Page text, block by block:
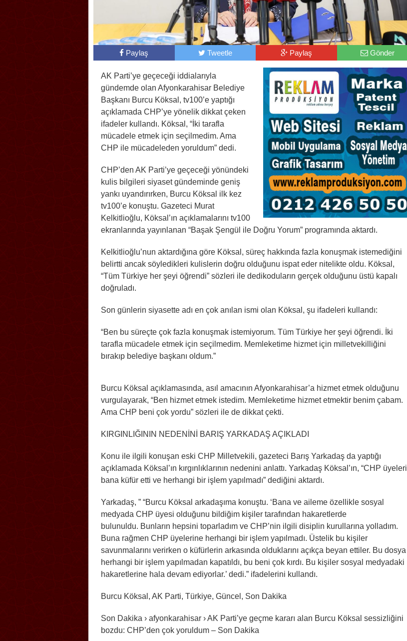
Paylaş Tweetle Paylaş Gönder
AK Parti’ye geçeceği iddialarıyla
gündemde olan Afyonkarahisar Belediye
Başkanı Burcu Köksal, tv100’e yaptığı
açıklamada CHP’ye yönelik dikkat çeken
ifadeler kullandı. Köksal, “İki tarafla
mücadele etmek için seçilmedim. Ama
CHP ile mücadeleden yoruldum” dedi.
CHP’den AK Parti’ye geçeceği yönündeki
kulis bilgileri siyaset gündeminde geniş
yankı uyandırırken, Burcu Köksal ilk kez
tv100’e konuştu. Gazeteci Murat
Kelkitlioğlu, Köksal’ın açıklamalarını tv100
ekranlarında yayınlanan “Başak Şengül ile Doğru Yorum” programında aktardı.
Kelkitlioğlu’nun aktardığına göre Köksal, süreç hakkında fazla konuşmak istemediğini
belirtti ancak söyledikleri kulislerin doğru olduğunu ispat eder nitelikte oldu. Köksal,
“Tüm Türkiye her şeyi öğrendi” sözleri ile dedikoduların gerçek olduğunu üstü kapalı
doğruladı.
Son günlerin siyasette adı en çok anılan ismi olan Köksal, şu ifadeleri kullandı:
“Ben bu süreçte çok fazla konuşmak istemiyorum. Tüm Türkiye her şeyi öğrendi. İki
tarafla mücadele etmek için seçilmedim. Memleketime hizmet için milletvekilliğini
bırakıp belediye başkanı oldum.”
Burcu Köksal açıklamasında, asıl amacının Afyonkarahisar’a hizmet etmek olduğunu
vurgulayarak, “Ben hizmet etmek istedim. Memleketime hizmet etmektir benim çabam.
Ama CHP beni çok yordu” sözleri ile de dikkat çekti.
KIRGINLIĞININ NEDENİNİ BARIŞ YARKADAŞ AÇIKLADI
Konu ile ilgili konuşan eski CHP Milletvekili, gazeteci Barış Yarkadaş da yaptığı
açıklamada Köksal’ın kırgınlıklarının nedenini anlattı. Yarkadaş Köksal’ın, “CHP üyeleri
bana küfür etti ve herhangi bir işlem yapılmadı” dediğini aktardı.
Yarkadaş, ” “Burcu Köksal arkadaşıma konuştu. ‘Bana ve aileme özellikle sosyal
medyada CHP üyesi olduğunu bildiğim kişiler tarafından hakaretlerde
bulunuldu. Bunların hepsini toparladım ve CHP’nin ilgili disiplin kurullarına yolladım.
Buna rağmen CHP üyelerine herhangi bir işlem yapılmadı. Üstelik bu kişiler
savunmalarını verirken o küfürlerin arkasında olduklarını açıkça beyan ettiler. Bu dosya
herhangi bir işlem yapılmadan kapatıldı, bu beni çok kırdı. Bu kişiler sosyal medyadaki
hakaretlerine hala devam ediyorlar.’ dedi.” ifadelerini kullandı.
Burcu Köksal, AK Parti, Türkiye, Güncel, Son Dakika
Son Dakika › afyonkarahisar › AK Parti’ye geçme kararı alan Burcu Köksal sessizliğini
bozdu: CHP’den çok yoruldum – Son Dakika